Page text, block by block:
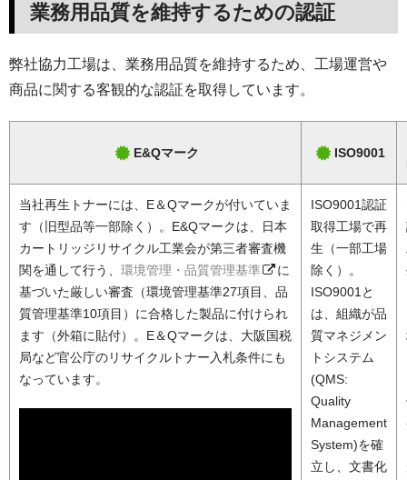
業務用品質を維持するための認証
弊社協力工場は、業務用品質を維持するため、工場運営や
商品に関する客観的な認証を取得しています。
E&Qマーク ISO9001
当社再生トナーには、E＆Qマークが付いていま
す（旧型品等一部除く）。E&Qマークは、日本
カートリッジリサイクル工業会が第三者審査機
関を通して行う、 環境管理・品質管理基準
に
基づいた厳しい審査（環境管理基準27項目、品
質管理基準10項目）に合格した製品に付けられ
ます（外箱に貼付）。E＆Qマークは、大阪国税
局など官公庁のリサイクルトナー入札条件にも
なっています。
ISO9001認証
取得工場で再
生（一部工場
除く）。
ISO9001と
は、組織が品
質マネジメン
トシステム
(QMS:
Quality
Management
System)を確
立し、文書化